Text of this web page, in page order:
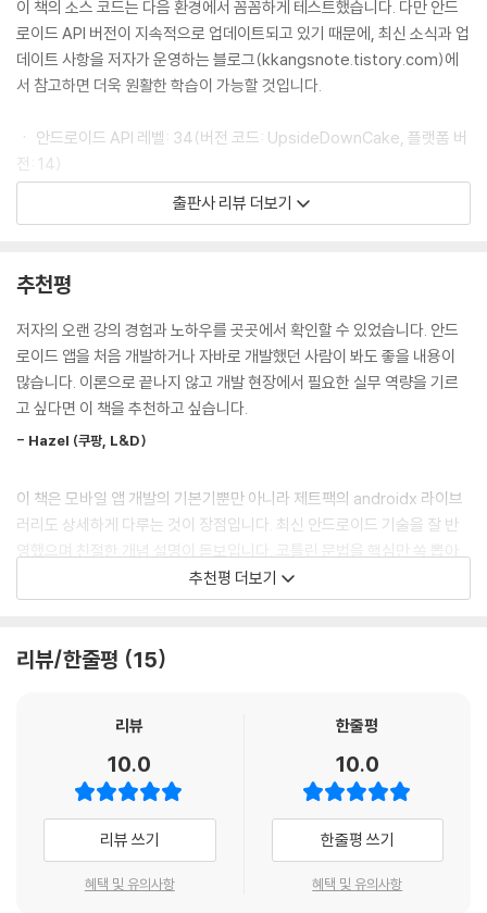
__08-1 터치와 키 이벤트
__08-2 뷰 이벤트
09장 리소스 활용하기
__09-1 리소스의 종류와 특징
__09-4 메신저 앱의 인트로 화면 만들기 [Do it! 실습]
10장 다이얼로그와 알림 이용하기
__10-1 API 레벨 호환성 고려하기
__10-2 퍼미션 설정하기
__10-3 다양한 다이얼로그
__10-5 알림 띄우기
__10-6 카카오톡 알림 만들기 [Do it! 실습]
=============================
넷째마당 | 구글의 라이브러리로 화면 구성하기
__11-1 제트팩과 androidx 소개
__11-2 appcompat 라이브러리 ― API 호환성 해결
__11-3 프래그먼트 ― 액티비티처럼 동작하는 뷰
__11-5 뷰 페이저2 ― 스와이프로 넘기는 화면 구성
__11-6 드로어 레이아웃 ― 옆에서 열리는 화면 구성
__11-7 제트팩을 이용해 화면 만들기 [Do it! 실습]
이 책의 소스 코드는 다음 환경에서 꼼꼼하게 테스트했습니다. 다만 안드
로이드 API 버전이 지속적으로 업데이트되고 있기 때문에, 최신 소식과 업
데이트 사항을 저자가 운영하는 블로그(kkangsnote.tistory.com)에
서 참고하면 더욱 원활한 학습이 가능할 것입니다.
ㆍ 안드로이드 API 레벨: 34(버전 코드: UpsideDownCake, 플랫폼 버
전: 14)
ㆍ 안드로이드 스튜디오: Iguana
ㆍ 안드로이드 14(업사이드다운 케이크)를 기준으로 내용 및 소스를 업데
이트
ㆍ 전체 실습 과정을 설명하는 저자 직강 영상을 유튜브에서 무료 제공
ㆍ 제트팩 androidx 라이브러리와 UI 툴인 컴포즈를 활용한 프로그래밍
기법을 담아 개발 트렌드를 반영
〈깡샘! 질문 있어요!〉 코너로 재구성
있도록 〈30일 완성 학습 계획표〉를 제공
ㆍ 현업에서 일하는 안드로이드 앱 개발자를 포함해 5명의 베타테스터가
전체 실습 과정과 소스 코드를 검증
이 책의 대상 독자
ㆍ 모바일 앱 개발자를 꿈꾸는 학생 또는 취업 준비생
포즈와 같은 최신 구현 기법을 공부하고 싶은 시니어 개발자
모바일 개발자의 구인 공고가 바뀌고 있다!
대세는 코틀린으로 안드로이드 앱 개발하기!
안드로이드 앱을 개발할 때 코틀린 언어를 사용하면 소스 코드의 길이를
줄이고 더 안전한 코드를 작성할 수 있습니다. 코틀린으로 개발한 안드로
출판사 리뷰 더보기
추천평
저자의 오랜 강의 경험과 노하우를 곳곳에서 확인할 수 있었습니다. 안드
로이드 앱을 처음 개발하거나 자바로 개발했던 사람이 봐도 좋을 내용이
많습니다. 이론으로 끝나지 않고 개발 현장에서 필요한 실무 역량을 기르
고 싶다면 이 책을 추천하고 싶습니다.
- Hazel (쿠팡, L&D)
이 책은 모바일 앱 개발의 기본기뿐만 아니라 제트팩의 androidx 라이브
러리도 상세하게 다루는 것이 장점입니다. 최신 안드로이드 기술을 잘 반
영했으며 친절한 개념 설명이 돋보입니다. 코틀린 문법을 핵심만 쏙 뽑아
서 설명한 점도 좋았습니다. 코틀린을 활용한 모바일 앱 개발을 체계적으
로 공부할 수 있어서 입문자나 기본기를 더 탄탄하게 다지고 싶은 분께 추
- 강명원 (티빙, 모바일 앱 개발)
이 책을 읽는 동안 마치 밀착 지도를 받는 느낌이었어요. 특히 신입일 때 헤
로 쓸 수 있는 좋은 팁이 많아서 꼭 추천하고 싶어요.
- 김은혜 (현대에이치티, 월패드 안드로이드 앱 개발)
안드로이드 앱 개발은 처음인데, 무엇보다 자주 사용하는 앱에서 보던 기
능을 만들어서 흥미로웠습니다. 모든 실습이 단계별로 잘 정리돼 있어서
추천평 더보기
리뷰/한줄평 15
리뷰
10.0
리뷰 쓰기
혜택 및 유의사항
한줄평
10.0
한줄평 쓰기
혜택 및 유의사항